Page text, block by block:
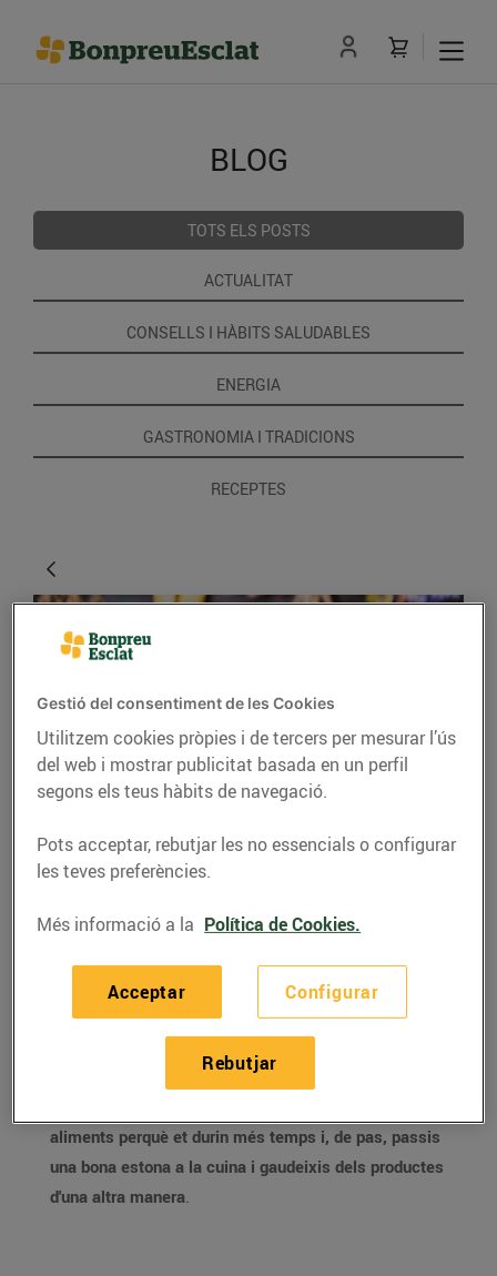
BLOG
TOTS ELS POSTS
ACTUALITAT
CONSELLS I HÀBITS SALUDABLES
ENERGIA
GASTRONOMIA I TRADICIONS
RECEPTES
4 maneres de
conservar els aliments
frescos
tens producte fresc que no vols que se't faci malbé.
aliments perquè et durin més temps i, de pas, passis
una bona estona a la cuina i gaudeixis dels productes
d'una altra manera.
Gestió del consentiment de les Cookies
Utilitzem cookies pròpies i de tercers per mesurar l’ús
del web i mostrar publicitat basada en un perfil
segons els teus hàbits de navegació.
Pots acceptar, rebutjar les no essencials o configurar
les teves preferències.
Més informació a la Política de Cookies.
Configurar
Rebutjar
Acceptar